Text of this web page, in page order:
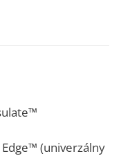
(univerzálny